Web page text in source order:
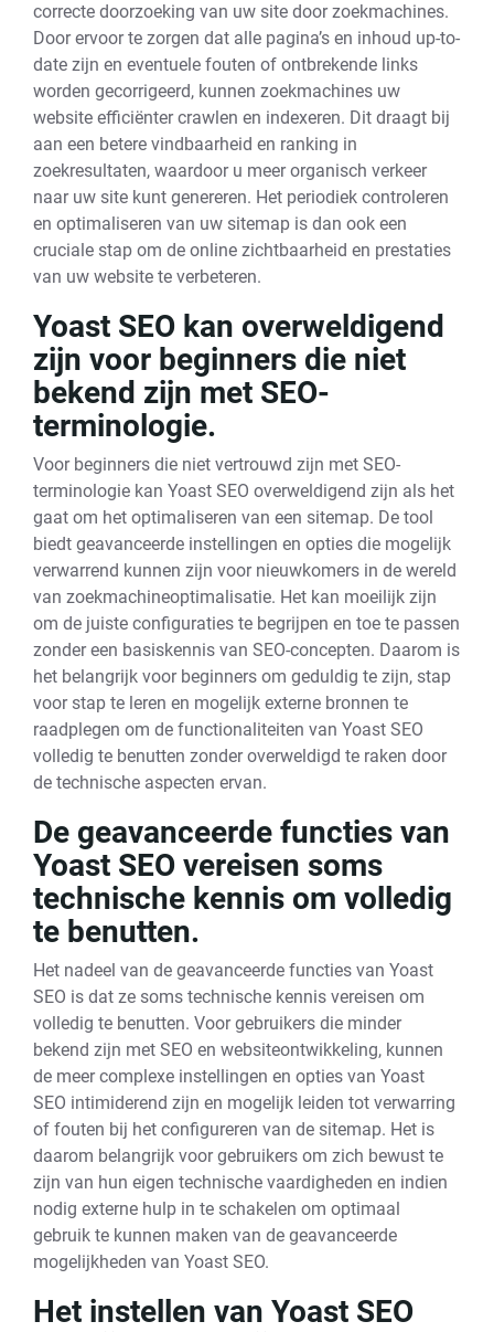
correcte doorzoeking van uw site door zoekmachines.
Door ervoor te zorgen dat alle pagina’s en inhoud up-to-
date zijn en eventuele fouten of ontbrekende links
worden gecorrigeerd, kunnen zoekmachines uw
website efficiënter crawlen en indexeren. Dit draagt bij
aan een betere vindbaarheid en ranking in
zoekresultaten, waardoor u meer organisch verkeer
naar uw site kunt genereren. Het periodiek controleren
en optimaliseren van uw sitemap is dan ook een
cruciale stap om de online zichtbaarheid en prestaties
van uw website te verbeteren.
Yoast SEO kan overweldigend
zijn voor beginners die niet
bekend zijn met SEO-
terminologie.
Voor beginners die niet vertrouwd zijn met SEO-
terminologie kan Yoast SEO overweldigend zijn als het
gaat om het optimaliseren van een sitemap. De tool
biedt geavanceerde instellingen en opties die mogelijk
verwarrend kunnen zijn voor nieuwkomers in de wereld
van zoekmachineoptimalisatie. Het kan moeilijk zijn
om de juiste configuraties te begrijpen en toe te passen
zonder een basiskennis van SEO-concepten. Daarom is
het belangrijk voor beginners om geduldig te zijn, stap
voor stap te leren en mogelijk externe bronnen te
raadplegen om de functionaliteiten van Yoast SEO
volledig te benutten zonder overweldigd te raken door
de technische aspecten ervan.
De geavanceerde functies van
Yoast SEO vereisen soms
technische kennis om volledig
te benutten.
Het nadeel van de geavanceerde functies van Yoast
SEO is dat ze soms technische kennis vereisen om
volledig te benutten. Voor gebruikers die minder
bekend zijn met SEO en websiteontwikkeling, kunnen
de meer complexe instellingen en opties van Yoast
SEO intimiderend zijn en mogelijk leiden tot verwarring
of fouten bij het configureren van de sitemap. Het is
daarom belangrijk voor gebruikers om zich bewust te
zijn van hun eigen technische vaardigheden en indien
nodig externe hulp in te schakelen om optimaal
gebruik te kunnen maken van de geavanceerde
mogelijkheden van Yoast SEO.
Het instellen van Yoast SEO